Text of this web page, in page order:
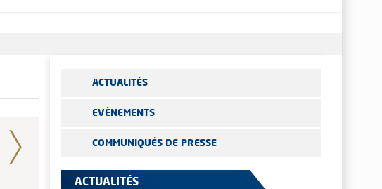
ACTUALITÉS
EVÉNEMENTS
COMMUNIQUÉS DE PRESSE
ACTUALITÉS